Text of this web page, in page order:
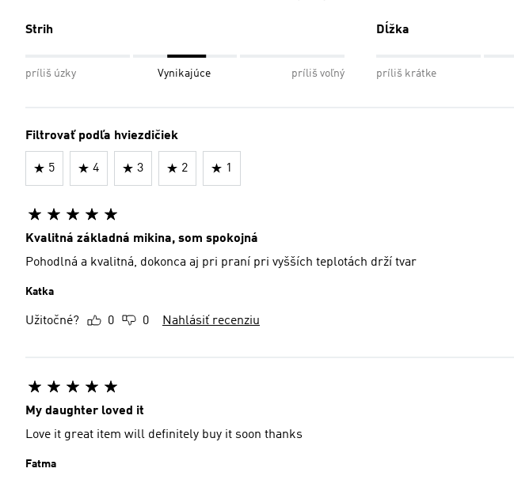
Strih
príliš úzky Vynikajúce príliš voľný
Dĺžka
príliš krátke
Filtrovať podľa hviezdičiek
5 4 3 2 1
Kvalitná základná mikina, som spokojná
Pohodlná a kvalitná, dokonca aj pri praní pri vyšších teplotách drží tvar
Katka
Užitočné? 0 0 Nahlásiť recenziu
My daughter loved it
Love it great item will definitely buy it soon thanks
Fatma